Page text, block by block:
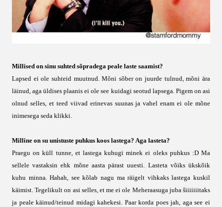
Millised on sinu suhted sõpradega peale laste saamist?
Lapsed ei ole suhteid muutnud. Mõni sõber on juurde tulnud, mõni ära
läinud, aga üldises plaanis ei ole see kuidagi seotud lapsega. Pigem on asi
olnud selles, et teed viivad erinevas suunas ja vahel enam ei ole mõne
inimesega seda klikki.
Milline on su unistuste puhkus koos lastega? Aga lasteta?
Praegu on küll tunne, et lastega kuhugi minek ei oleks puhkus :D Ma
sellele vastaksin ehk mõne aasta pärast uuesti. Lasteta võiks ükskõik
kuhu minna. Hahah, see kõlab nagu ma räigelt vihkaks lastega kuskil
käimist. Tegelikult on asi selles, et me ei ole Meheraasuga juba šiiiiiiitaks
ja peale käinud/teinud midagi kahekesi. Paar korda poes jah, aga see ei